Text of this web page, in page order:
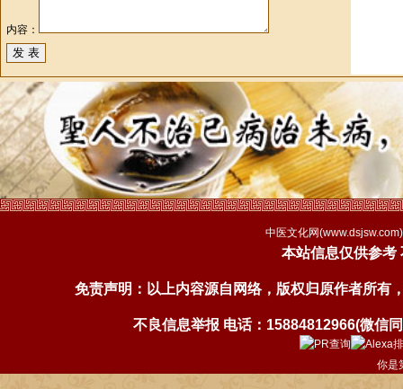
内容：
中医文化网(www.dsjsw.com
本站信息仅供参考
免责声明：以上内容源自网络，版权归原作者所有
不良信息举报 电话：15884812966(微
你是